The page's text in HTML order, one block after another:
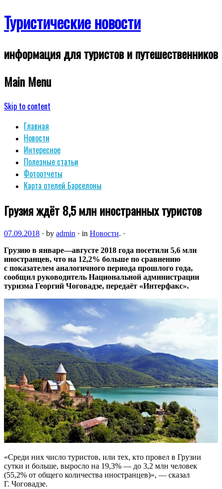
Туристические новости
информация для туристов и путешественников
Main Menu
Skip to content
Главная
Новости
Интересное
Полезные статьи
Фотоотчеты
Карта отелей Барселоны
Грузия ждёт 8,5 млн иностранных туристов
07.09.2018 · by admin · in Новости. ·
Грузию в январе—августе 2018 года посетили 5,6 млн
иностранцев, что на 12,2% больше по сравнению
с показателем аналогичного периода прошлого года,
сообщил руководитель Национальной администрации
туризма Георгий Чоговадзе, передаёт «Интерфакс».
«Среди них число туристов, или тех, кто провел в Грузии
сутки и больше, выросло на 19,3% — до 3,2 млн человек
(55,2% от общего количества иностранцев)», — сказал
Г. Чоговадзе.